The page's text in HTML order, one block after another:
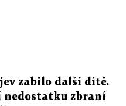
zabilo další dítě.
nedostatku zbraní